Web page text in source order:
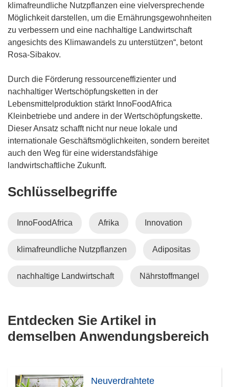
klimafreundliche Nutzpflanzen eine vielversprechende
Möglichkeit darstellen, um die Ernährungsgewohnheiten
zu verbessern und eine nachhaltige Landwirtschaft
angesichts des Klimawandels zu unterstützen“, betont
Rosa-Sibakov.
Durch die Förderung ressourceneffizienter und
nachhaltiger Wertschöpfungsketten in der
Lebensmittelproduktion stärkt InnoFoodAfrica
Kleinbetriebe und andere in der Wertschöpfungskette.
Dieser Ansatz schafft nicht nur neue lokale und
internationale Geschäftsmöglichkeiten, sondern bereitet
auch den Weg für eine widerstandsfähige
landwirtschaftliche Zukunft.
Schlüsselbegriffe
InnoFoodAfrica Afrika Innovation
klimafreundliche Nutzpflanzen Adipositas
nachhaltige Landwirtschaft Nährstoffmangel
Entdecken Sie Artikel in
demselben Anwendungsbereich
Neuverdrahtete